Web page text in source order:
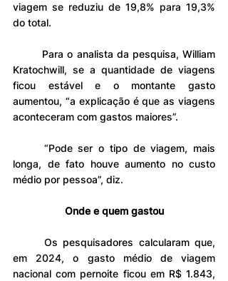
viagem se reduziu de 19,8% para 19,3%
do total.
Kratochwill, se a quantidade de viagens
ficou estável e o montante gasto
aumentou, “a explicação é que as viagens
aconteceram com gastos maiores”.
longa, de fato houve aumento no custo
médio por pessoa”, diz.
Onde e quem gastou
em 2024, o gasto médio de viagem
nacional com pernoite ficou em R$ 1.843,